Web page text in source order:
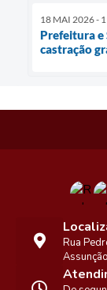
18 MAI 2026 -
Prefeitura e
castração
Rua